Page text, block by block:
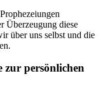
Überzeugung diese
über uns selbst und die
zur persönlichen